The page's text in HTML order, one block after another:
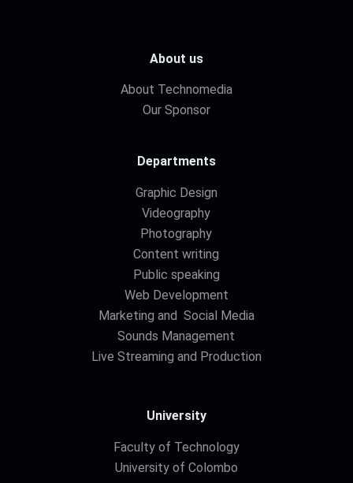
About us
About Technomedia
Our Sponsor
Departments
Graphic Design
Videography
Photography
Content writing
Public speaking
Web Development
Marketing and Social Media
Sounds Management
Live Streaming and Production
University
Faculty of Technology
University of Colombo